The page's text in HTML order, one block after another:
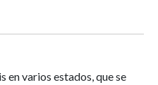
en varios estados, que se